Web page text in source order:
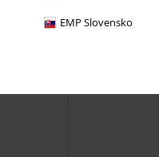
EMP Slovensko